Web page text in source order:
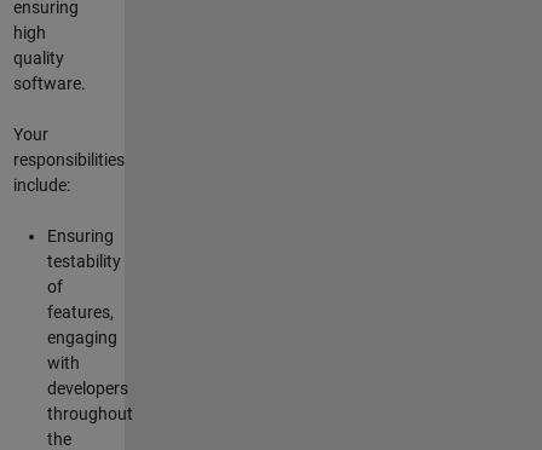
ensuring
high
quality
software.
Your
responsibilities
include:
Ensuring
testability
of
features,
engaging
with
developers
throughout
the